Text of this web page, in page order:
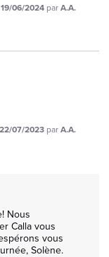
19/06/2024 parA.A.
22/07/2023 parA.A.
Nous
Calla vous
vous
Solène.